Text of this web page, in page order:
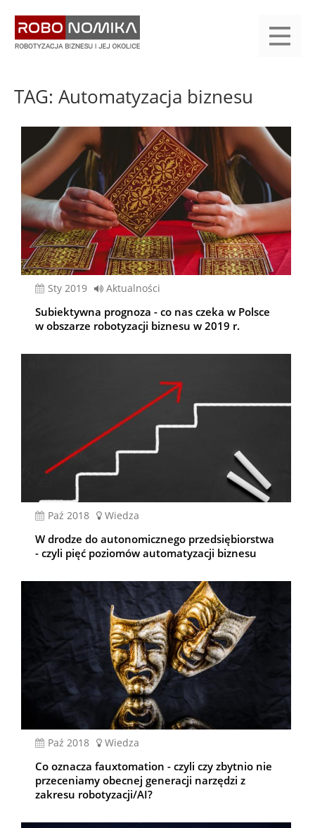
treści
yasne
main
menu
TAG: Automatyzacja biznesu
sty 2019 Aktualności
Subiektywna prognoza - co nas czeka w Polsce
w obszarze robotyzacji biznesu w 2019 r.
paź 2018 Wiedza
W drodze do autonomicznego przedsiębiorstwa
- czyli pięć poziomów automatyzacji biznesu
paź 2018 Wiedza
Co oznacza fauxtomation - czyli czy zbytnio nie
przeceniamy obecnej generacji narzędzi z
zakresu robotyzacji/AI?